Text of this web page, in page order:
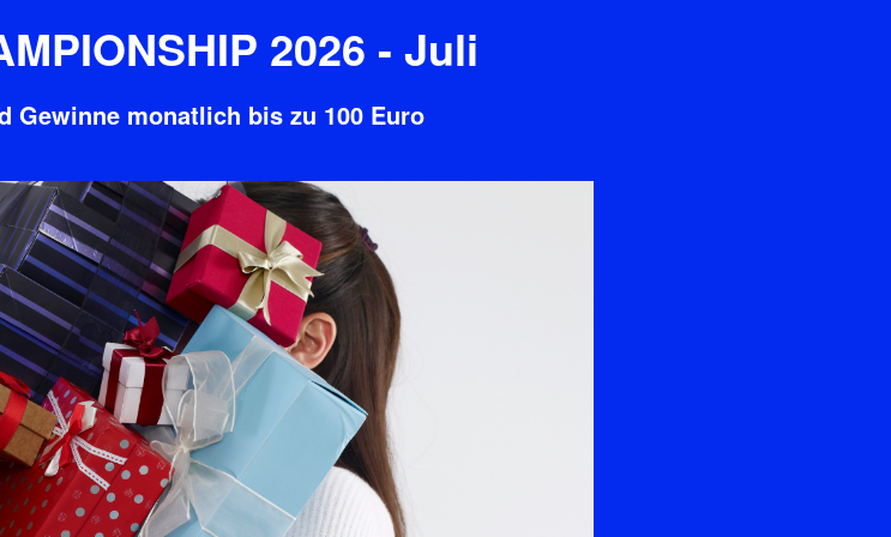
2026 - Juli
Gewinne monatlich bis zu 100 Euro